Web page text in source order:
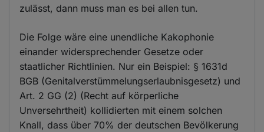
zulässt, dann muss man es bei allen tun.
Die Folge wäre eine unendliche Kakophonie
einander widersprechender Gesetze oder
staatlicher Richtlinien. Nur ein Beispiel: § 1631d
BGB (Genitalverstümmelungserlaubnisgesetz) und
Art. 2 GG (2) (Recht auf körperliche
Unversehrtheit) kollidierten mit einem solchen
Knall, dass über 70% der deutschen Bevölkerung